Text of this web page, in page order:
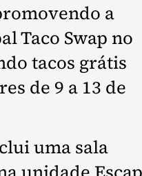
a
Taco Swap no
tacos grátis
de 9 a 13 de
uma sala